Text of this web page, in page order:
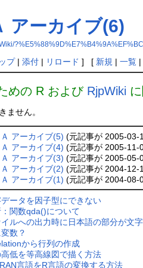
アーカイブ(6)
プ| 添付| リロード ] [ 新規 | 一覧|
めの R および RjpWiki
ません。
アーカイブ(5) (元記事が 2005-03-
アーカイブ(4) (元記事が 2005-11-
アーカイブ(3) (元記事が 2005-05-
アーカイブ(2) (元記事が 2004-12-
アーカイブ(1) (元記事が 2004-08-
ータを因子型にできない
関数qda()について
ルへの出力時に日本語の部分が文
数？
から行列の作成
低を等高線図で描く方法
言語をR言語の変換する方法